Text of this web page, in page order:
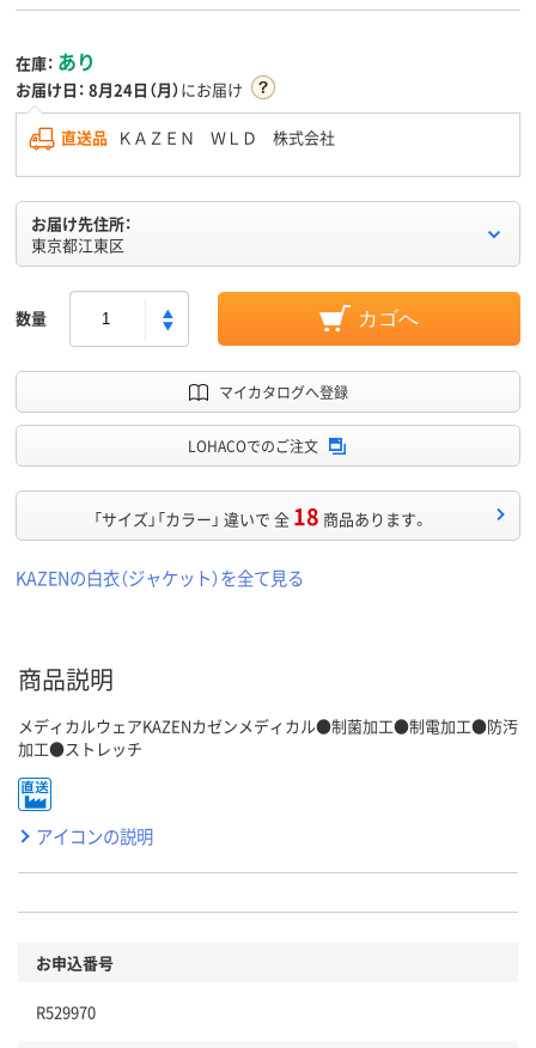
在庫： あり
お届け日： 8月24日（月）にお届け
直送品 ＫＡＺＥＮ ＷＬＤ 株式会社
お届け先住所：
東京都江東区
数量 カゴへ
マイカタログへ登録
LOHACOでのご注文
「サイズ」「カラー」 違いで 全 18 商品あります。
KAZENの白衣（ジャケット）を全て見る
商品説明
メディカルウェアKAZENカゼンメディカル●制菌加工●制電加工●防汚
加工●ストレッチ
アイコンの説明
お申込番号
R529970